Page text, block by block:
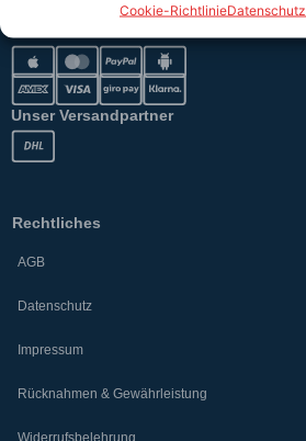
Cookie-RichtlinieDatenschutz
Sicher bezahlen
Unser Versandpartner
Rechtliches
AGB
Datenschutz
Impressum
Rücknahmen & Gewährleistung
Widerrufsbelehrung